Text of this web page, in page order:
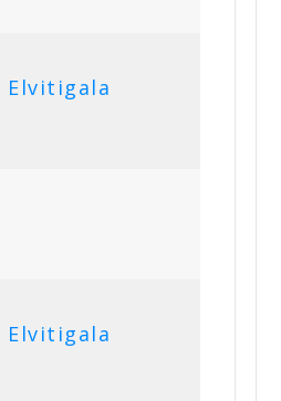
Elvitigala
Elvitigala